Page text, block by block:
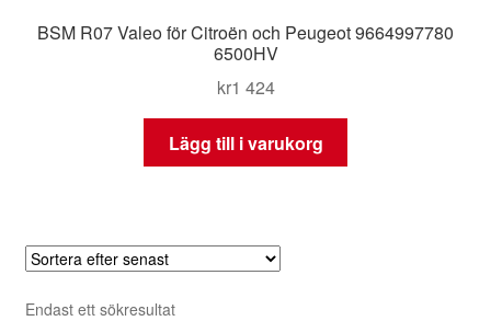
BSM R07 Valeo för Citroën och Peugeot 9664997780
6500HV
kr1 424
Lägg till i varukorg
Endast ett sökresultat